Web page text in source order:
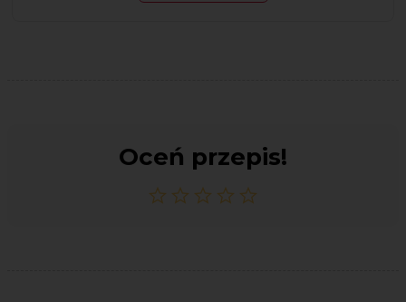
Oceń przepis!